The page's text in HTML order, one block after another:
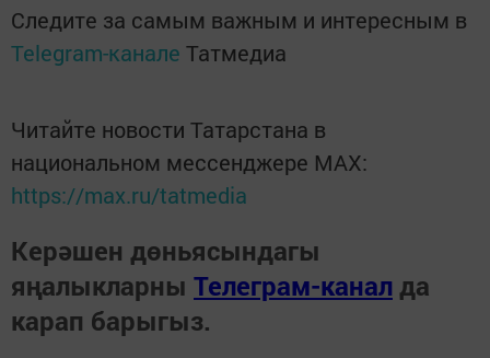
Следите за самым важным и интересным в
Telegram-канале Татмедиа
Читайте новости Татарстана в
национальном мессенджере MАХ:
https://max.ru/tatmedia
Керәшен дөньясындагы
яңалыкларны Телеграм-канал да
карап барыгыз.